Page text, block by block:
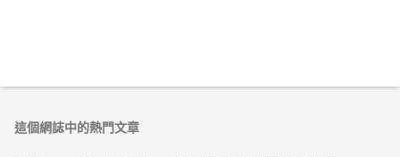
這個網誌中的熱門文章